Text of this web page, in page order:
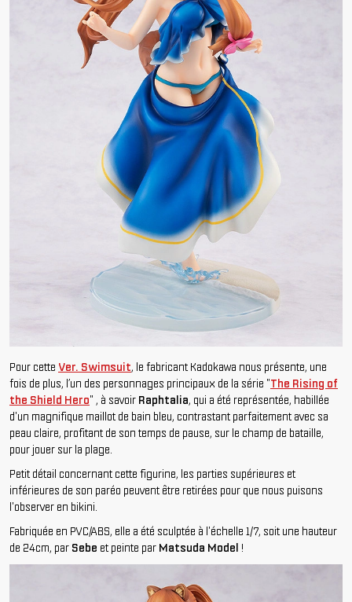
Pour cette Ver. Swimsuit, le fabricant Kadokawa nous présente, une
fois de plus, l’un des personnages principaux de la série "The Rising of
the Shield Hero" , à savoir Raphtalia, qui a été représentée, habillée
d'un magnifique maillot de bain bleu, contrastant parfaitement avec sa
peau claire, profitant de son temps de pause, sur le champ de bataille,
pour jouer sur la plage.
Petit détail concernant cette figurine, les parties supérieures et
inférieures de son paréo peuvent être retirées pour que nous puisons
l'observer en bikini.
Fabriquée en PVC/ABS, elle a été sculptée à l'échelle 1/7, soit une hauteur
de 24cm, par Sebe et peinte par Matsuda Model !